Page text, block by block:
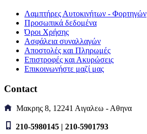
Λαμπτήρες Αυτοκινήτων - Φορτηγών
Προσωπικά δεδομένα
Όροι Χρήσης
Ασφάλεια συναλλαγών
Αποστολές και Πληρωμές
Επιστροφές και Ακυρώσεις
Επικοινωνήστε μαζί μας
Contact
Μακρης 8, 12241 Αιγαλεω - Αθηνα
210-5980145 | 210-5901793